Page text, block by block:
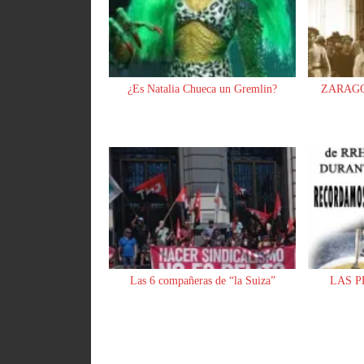
¿Es Natalia Chueca un Gremlin?
Las 6 compañeras de “la Suiza”
LAS